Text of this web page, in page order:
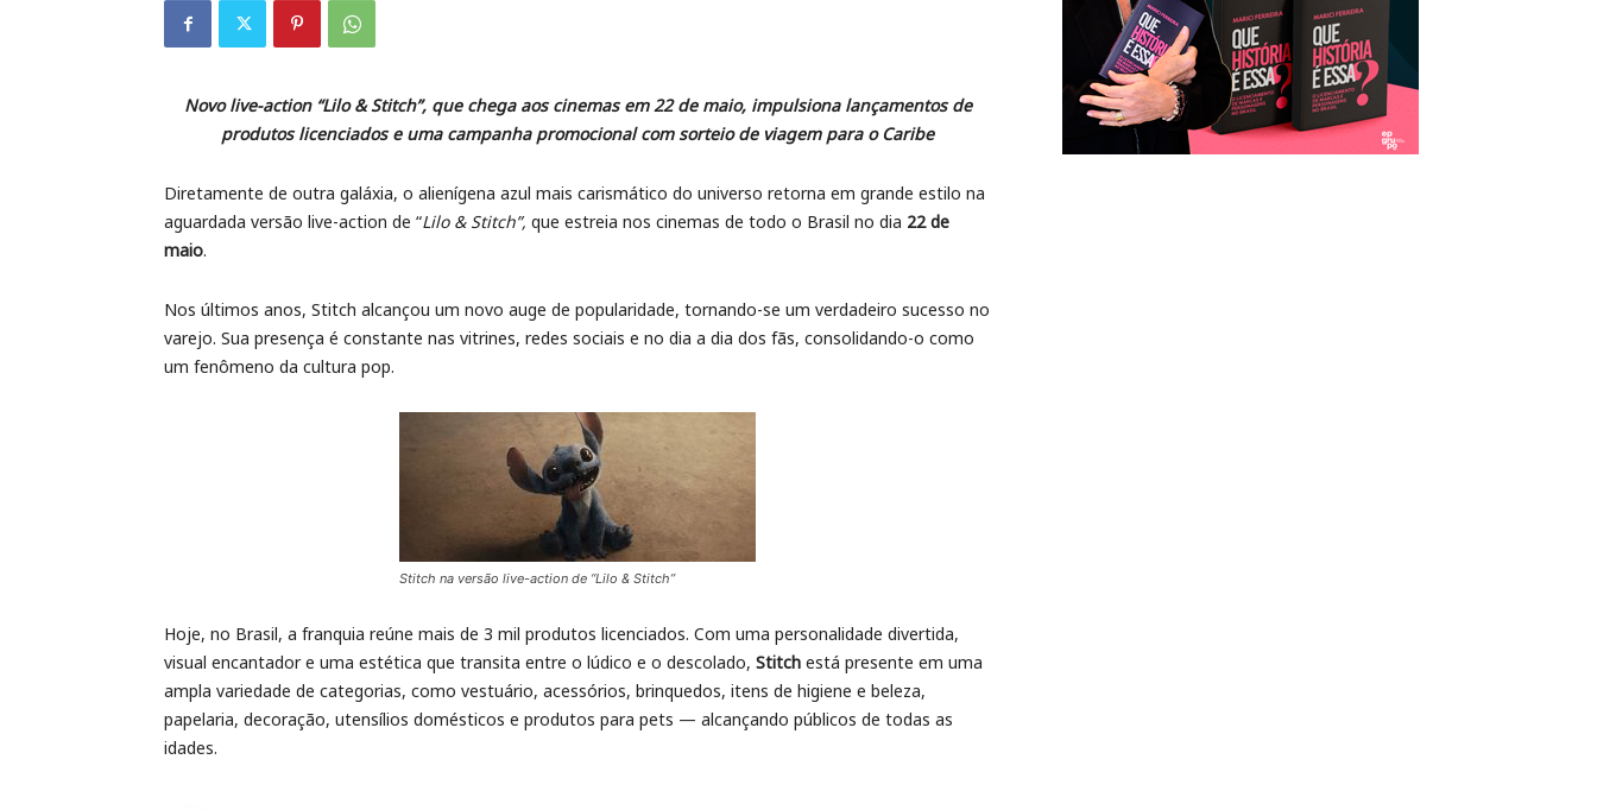
Novo live-action “Lilo & Stitch”, que chega aos cinemas em 22 de maio, impulsiona lançamentos de
produtos licenciados e uma campanha promocional com sorteio de viagem para o Caribe
Diretamente de outra galáxia, o alienígena azul mais carismático do universo retorna em grande estilo na
aguardada versão live-action de “Lilo & Stitch”, que estreia nos cinemas de todo o Brasil no dia 22 de
maio.
Nos últimos anos, Stitch alcançou um novo auge de popularidade, tornando-se um verdadeiro sucesso no
varejo. Sua presença é constante nas vitrines, redes sociais e no dia a dia dos fãs, consolidando-o como
um fenômeno da cultura pop.
Stitch na versão live-action de “Lilo & Stitch”
Hoje, no Brasil, a franquia reúne mais de 3 mil produtos licenciados. Com uma personalidade divertida,
visual encantador e uma estética que transita entre o lúdico e o descolado, Stitch está presente em uma
ampla variedade de categorias, como vestuário, acessórios, brinquedos, itens de higiene e beleza,
papelaria, decoração, utensílios domésticos e produtos para pets — alcançando públicos de todas as
idades.